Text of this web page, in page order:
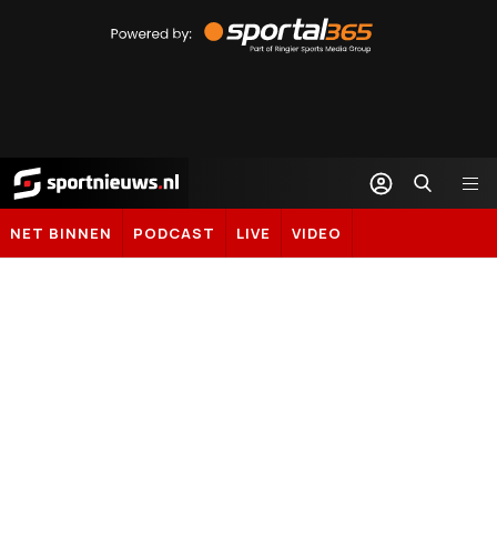
by
Sportal365
Sportnieuws.nl
NET BINNEN PODCAST LIVE VIDEO